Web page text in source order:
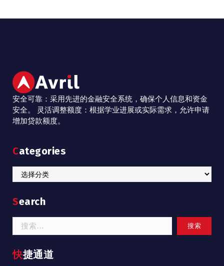
安全可靠：采用先进的金融安全系统，确保个人信息和资金
安全。 灵活调整额度：根据学业进展或实际需求，允许申请
增加贷款额度。
Categories
Categories
Search
索：
快捷通道